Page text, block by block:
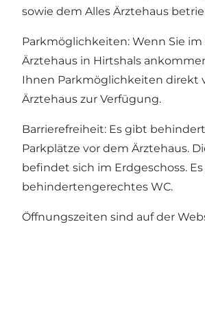
sowie dem Alles Ärztehaus
Parkmöglichkeiten: Wenn Sie im
Ärztehaus in Hirtshals
Ihnen Parkmöglichkeiten direkt
Ärztehaus zur Verfügung.
Barrierefreiheit: Es gibt
Parkplätze vor dem Ärztehaus.
befindet sich im Erdgeschoss.
behindertengerechtes WC.
Öffnungszeiten sind auf der